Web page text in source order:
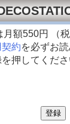
月額550円 （
約を必ずお
押してくださ